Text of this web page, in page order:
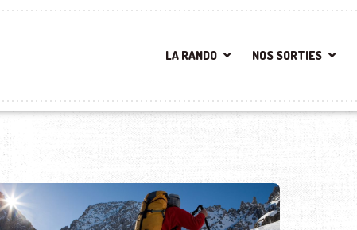
LA RANDO NOS SORTIES